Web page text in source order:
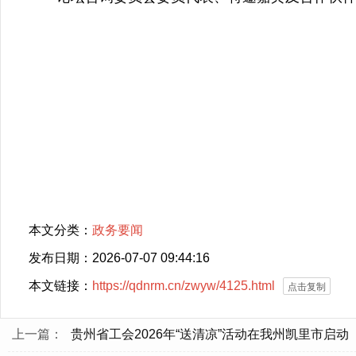
本文分类： 政务要闻
发布日期：2026-07-07 09:44:16
本文链接： https://qdnrm.cn/zwyw/4125.html 点击复制
上一篇： 贵州省工会2026年“送清凉”活动在我州凯里市启动